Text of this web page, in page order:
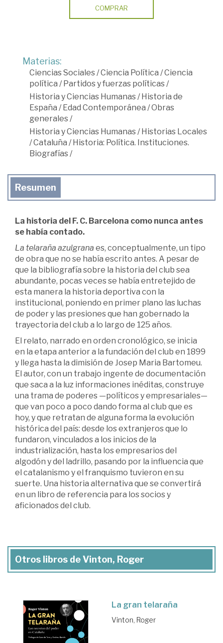
COMPRAR
Materias:
Ciencias Sociales/Ciencia Política /Ciencia
política / Partidos y fuerzas políticas/
Historia y Ciencias Humanas/ Historia de
España / Edad Contemporánea /Obras
generales/
Historia y Ciencias Humanas/ Historias Locales
/Cataluña / Historia: Política. Instituciones.
Biografías/
Resumen
La historia del F. C. Barcelona como nunca antes
se había contado.
La telaraña azulgrana es, conceptualmente, un tipo
de obra que no se había escrito antes. A pesar de
que la bibliografía sobre la historia del club sea
abundante, pocas veces se había entretejido de
esta manera la historia deportiva con la
institucional, poniendo en primer plano las luchas
de poder y las presiones que han gobernado la
trayectoria del club a lo largo de 125 años.
El relato, narrado en orden cronológico, se inicia
en la etapa anterior a la fundación del club en 1899
y llega hasta la dimisión de Josep Maria Bartomeu.
El autor, con un trabajo ingente de documentación
que saca a la luz informaciones inéditas, construye
una trama de poderes —políticos y empresariales—
que van poco a poco dando forma al club que es
hoy, y que retratan de alguna forma la evolución
histórica del país: desde los extranjeros que lo
fundaron, vinculados a los inicios de la
industrialización, hasta los empresarios del
algodón y del ladrillo, pasando por la influencia que
el catalanismo y el franquismo tuvieron en su
suerte. Una historia alternativa que se convertirá
en un libro de referencia para los socios y
aficionados del club.
Otros libros de Vinton, Roger
La gran telaraña
Vinton, Roger